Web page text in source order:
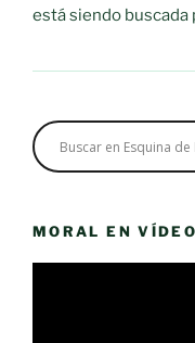
está siendo buscada
MORAL EN VÍDEO